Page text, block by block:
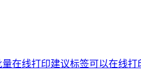
在线打印建议标签可以在线打